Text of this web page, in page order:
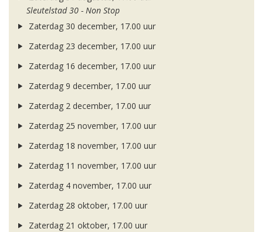
Sleutelstad 30 - Non Stop
Zaterdag 30 december, 17.00 uur
Zaterdag 23 december, 17.00 uur
Zaterdag 16 december, 17.00 uur
Zaterdag 9 december, 17.00 uur
Zaterdag 2 december, 17.00 uur
Zaterdag 25 november, 17.00 uur
Zaterdag 18 november, 17.00 uur
Zaterdag 11 november, 17.00 uur
Zaterdag 4 november, 17.00 uur
Zaterdag 28 oktober, 17.00 uur
Zaterdag 21 oktober, 17.00 uur